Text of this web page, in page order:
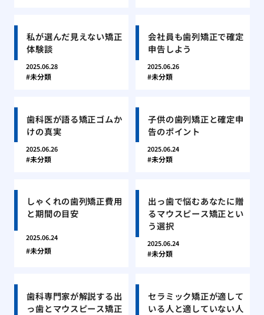
私が選んだ見えない矯正
体験談
2025.06.28
未分類
会社員も歯列矯正で確定
申告しよう
2025.06.26
未分類
歯科医が語る矯正ゴムか
けの真実
2025.06.26
未分類
子供の歯列矯正と確定申
告のポイント
2025.06.24
未分類
しゃくれの歯列矯正費用
と期間の目安
2025.06.24
未分類
出っ歯で悩むあなたに贈
るマウスピース矯正とい
う選択
2025.06.24
未分類
歯科専門家が解説する出
っ歯とマウスピース矯正
セラミック矯正が適して
いる人と適していない人